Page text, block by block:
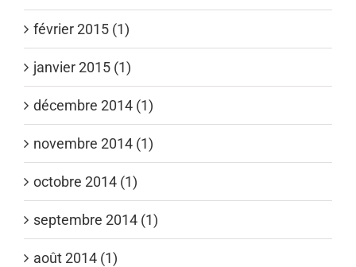
février 2015 (1)
janvier 2015 (1)
décembre 2014 (1)
novembre 2014 (1)
octobre 2014 (1)
septembre 2014 (1)
août 2014 (1)